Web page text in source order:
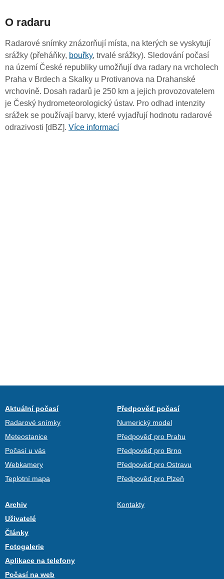
O radaru
Radarové snímky znázorňují místa, na kterých se vyskytují
srážky (přeháňky, bouřky, trvalé srážky). Sledování počasí
na území České republiky umožňují dva radary na vrcholech
Praha v Brdech a Skalky u Protivanova na Drahanské
vrchovině. Dosah radarů je 250 km a jejich provozovatelem
je Český hydrometeorologický ústav. Pro odhad intenzity
srážek se používají barvy, které vyjadřují hodnotu radarové
odrazivosti [dBZ]. Více informací
Aktuální počasí
Radarové snímky
Meteostanice
Počasí u vás
Webkamery
Teplotní mapa
Předpověď počasí
Numerický model
Předpověď pro Prahu
Předpověď pro Brno
Předpověď pro Ostravu
Předpověď pro Plzeň
Archiv
Uživatelé
Články
Fotogalerie
Aplikace na telefony
Počasí na web
Kontakty